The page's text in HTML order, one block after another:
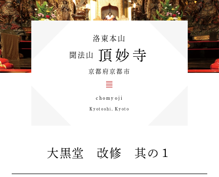
洛東本山
聞法山 頂妙寺
京都府京都市
chomyoji
Kyotoshi, Kyoto
大黒堂 改修 其の１